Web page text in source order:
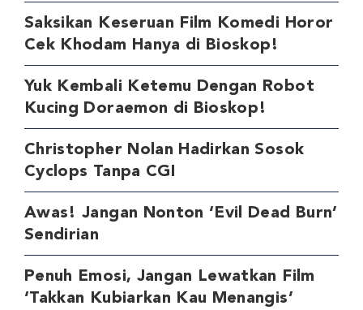
Saksikan Keseruan Film Komedi Horor
Cek Khodam Hanya di Bioskop!
Yuk Kembali Ketemu Dengan Robot
Kucing Doraemon di Bioskop!
Christopher Nolan Hadirkan Sosok
Cyclops Tanpa CGI
Awas! Jangan Nonton ‘Evil Dead Burn’
Sendirian
Penuh Emosi, Jangan Lewatkan Film
‘Takkan Kubiarkan Kau Menangis’